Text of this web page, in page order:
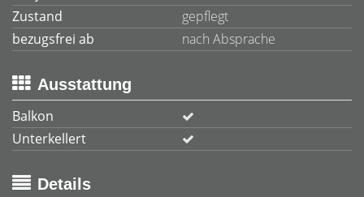
Zustand
gepflegt
bezugsfrei ab
nach Absprache
Ausstattung
Balkon
Unterkellert
Details